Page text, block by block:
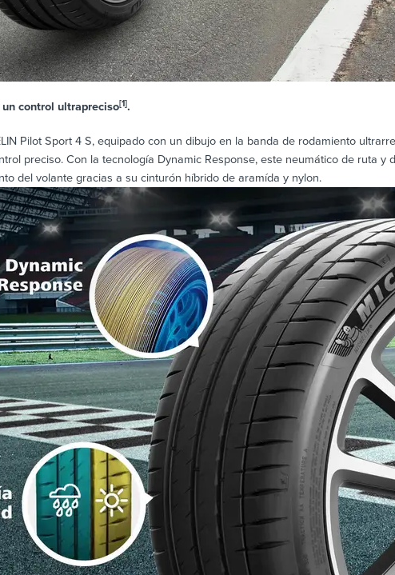
control ultrapreciso[1].
Pilot Sport 4 S, equipado con un dibujo en la banda de rodamiento
preciso. Con la tecnología Dynamic Response, este neumático de ruta y
del volante gracias a su cinturón híbrido de aramída y nylon.